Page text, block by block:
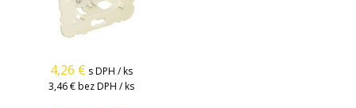
4,26 € s DPH / ks
3,46 € bez DPH / ks